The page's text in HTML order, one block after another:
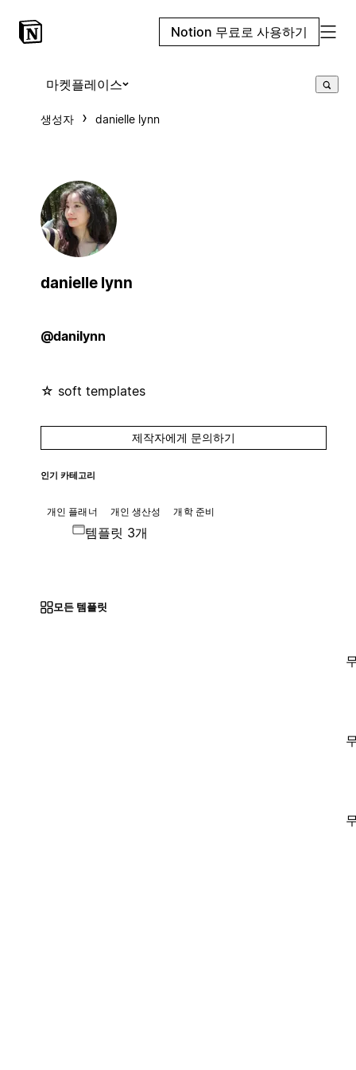
Notion 무료로 사용하기
마켓플레이스
생성자 danielle lynn
danielle lynn
@danilynn
☆ soft templates
제작자에게 문의하기
인기 카테고리
개인 플래너 개인 생산성 개학 준비
템플릿 3개
모든 템플릿